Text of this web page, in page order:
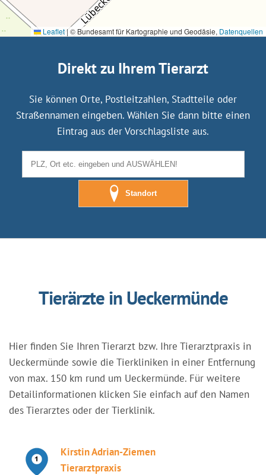
Leaflet | © Bundesamt für Kartographie und Geodäsie, Datenquellen
Direkt zu Ihrem Tierarzt
Sie können Orte, Postleitzahlen, Stadtteile oder
Straßennamen eingeben. Wählen Sie dann bitte einen
Eintrag aus der Vorschlagsliste aus.
Standort
Tierärzte in Ueckermünde
Hier finden Sie Ihren Tierarzt bzw. Ihre Tierarztpraxis in
Ueckermünde sowie die Tierkliniken in einer Entfernung
von max. 150 km rund um Ueckermünde. Für weitere
Detailinformationen klicken Sie einfach auf den Namen
des Tierarztes oder der Tierklinik.
Kirstin Adrian-Ziemen
Tierarztpraxis